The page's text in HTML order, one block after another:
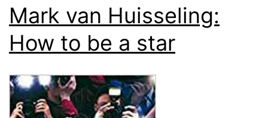
Mark van Huisseling:
How to be a star